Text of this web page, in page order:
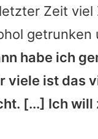
Utiq verwalten
Zeit
habe ich
viele ist das
[...] Ich will